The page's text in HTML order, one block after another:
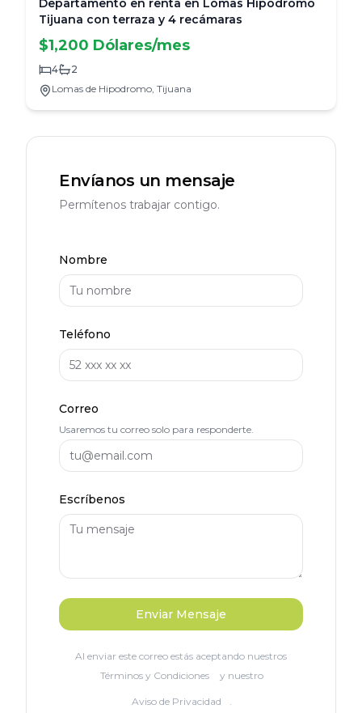
Departamento en renta en Lomas Hipódromo
Tijuana con terraza y 4 recámaras
$1,200 Dólares/mes
4
2
Lomas de Hipodromo, Tijuana
Envíanos un mensaje
Permítenos trabajar contigo.
Nombre
Teléfono
Correo
Usaremos tu correo solo para responderte.
Escríbenos
Enviar Mensaje
Al enviar este correo estás aceptando nuestros
Términos y Condiciones
y nuestro
Aviso de Privacidad .